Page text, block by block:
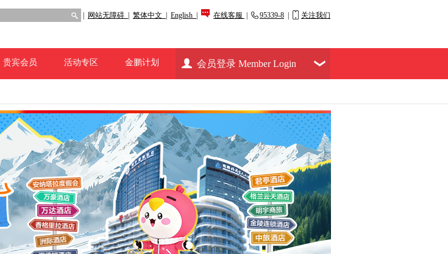
网站无障碍 | 繁体中文 | English | 在线客服 95339-8 关注我们
贵宾会员 活动专区 金鹏计划 会员登录 Member Login